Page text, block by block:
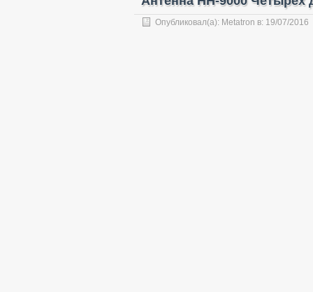
Опубликовал(а): Metatron в: 19/07/2016